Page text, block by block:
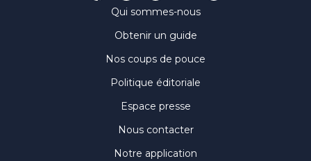
Qui sommes-nous
Obtenir un guide
Nos coups de pouce
Politique éditoriale
Espace presse
Nous contacter
Notre application